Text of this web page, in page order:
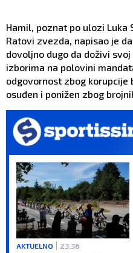
Hamil, poznat po ulozi
Ratovi zvezda, napisao je
dovoljno dugo da doživi
izborima na polovini
odgovornost zbog korupcije
osuđen i ponižen zbog
AKTUELNO 23:36